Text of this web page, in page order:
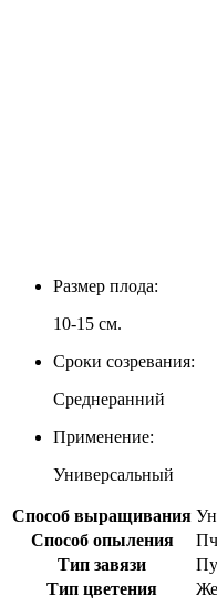
Размер плода:
10-15 см.
Сроки созревания:
Среднеранний
Применение:
Универсальный
Способ выращивания
Способ опыления
Тип завязи
Тип цветения